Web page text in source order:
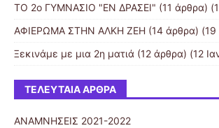
ΤΟ 2ο ΓΥΜΝΑΣΙΟ "ΕΝ ΔΡΑΣΕΙ" (11 άρθρα)
ΑΦΙΕΡΩΜΑ ΣΤΗΝ ΑΛΚΗ ΖΕΗ (14 άρθρα)
Ξεκινάμε με μια 2η ματιά (12 άρθρα) (12
ΤΕΛΕΥΤΑΊΑ ΆΡΘΡΑ
ΑΝΑΜΝΗΣΕΙΣ 2021-2022